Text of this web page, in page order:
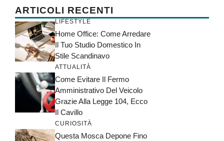
ARTICOLI RECENTI
LIFESTYLE
Home Office: Come Arredare
Il Tuo Studio Domestico In
Stile Scandinavo
ATTUALITÀ
Come Evitare Il Fermo
Amministrativo Del Veicolo
Grazie Alla Legge 104, Ecco
Il Cavillo
CURIOSITÀ
Questa Mosca Depone Fino